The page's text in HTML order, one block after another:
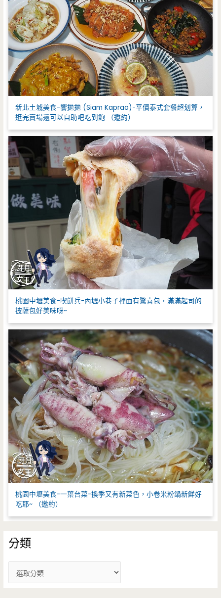
新北土城美食-饗拋拋 (Siam Kaprao)-平價泰式套餐超划算，
逛完賣場還可以自助吧吃到飽 （邀約）
桃園中壢美食-喫餅兵-內壢小巷子裡面有驚喜包，滿滿起司的
披薩包好美味呀~
桃園中壢美食-一葉台菜-換季又有新菜色，小卷米粉鍋新鮮好
吃耶~ （邀約）
分類
類